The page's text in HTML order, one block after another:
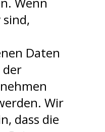
Daten
der
Wir
dass die